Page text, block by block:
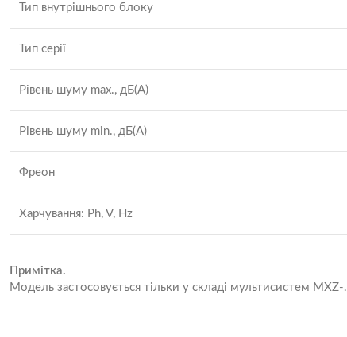
Тип внутрішнього блоку
Тип серії
Рівень шуму max., дБ(А)
Рівень шуму min., дБ(А)
Фреон
Харчування: Ph, V, Hz
Примітка.
Модель застосовується тільки у складі мультисистем MXZ-.